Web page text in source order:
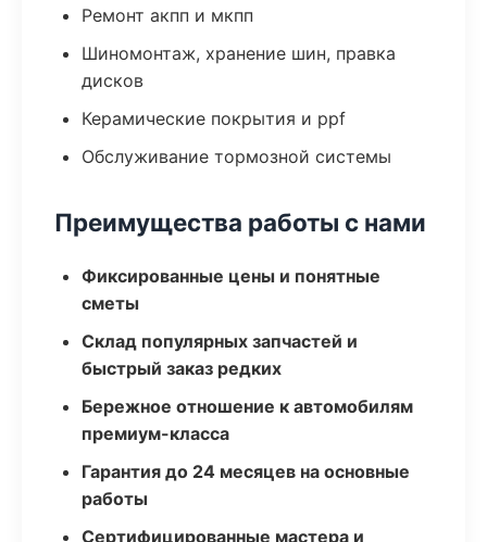
Ремонт акпп и мкпп
Шиномонтаж, хранение шин, правка
дисков
Керамические покрытия и ppf
Обслуживание тормозной системы
Преимущества работы с нами
Фиксированные цены и понятные
сметы
Склад популярных запчастей и
быстрый заказ редких
Бережное отношение к автомобилям
премиум-класса
Гарантия до 24 месяцев на основные
работы
Сертифицированные мастера и